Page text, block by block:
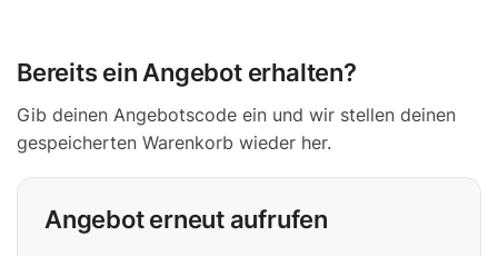
Bereits ein Angebot erhalten?
Gib deinen Angebotscode ein und wir stellen deinen
gespeicherten Warenkorb wieder her.
Angebot erneut aufrufen